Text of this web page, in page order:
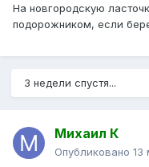
На новгородскую
подорожником, если
3 недели спустя...
Михаил К
Опубликовано 13